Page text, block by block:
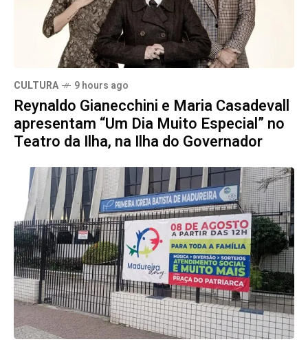
CULTURA 9 hours ago
Reynaldo Gianecchini e Maria Casadevall
apresentam “Um Dia Muito Especial” no
Teatro da Ilha, na Ilha do Governador